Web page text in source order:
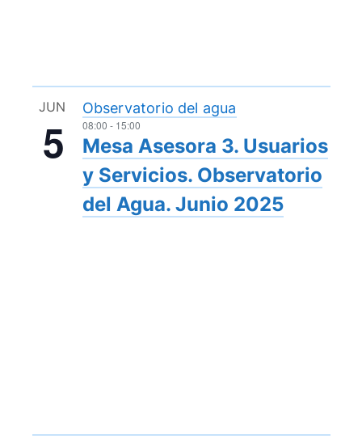
JUN
5
Mesa Asesora 3. Usuarios
y Servicios. Observatorio
del Agua. Junio 2025
Observatorio del agua
08:00 - 15:00